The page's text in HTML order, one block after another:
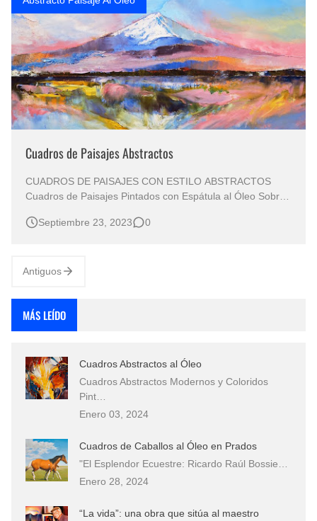
Fotos Artísticas de las Actrices de Hollywood Más Bellas del Mundo
Que significan los cuadros de negras africanas?
El mundo del arte en pintura surrealista
Cuadros de Paisajes Abstractos
CUADROS DE PAISAJES CON ESTILO ABSTRACTOS
Cuadros de Paisajes Pintados con Espátula al Óleo Sobre
Americano CUADROS DE PAISAJES ABSTACTOS
Septiembre 23, 2023 0
Antiguos
MÁS LEÍDO
Cuadros Abstractos al Óleo
Cuadros Abstractos Modernos y Coloridos
Pint…
Enero 03, 2024
Cuadros de Caballos al Óleo en Prados
"El Esplendor Ecuestre: Ricardo Raúl Bossie…
Enero 28, 2024
“La vida”: una obra que sitúa al maestro